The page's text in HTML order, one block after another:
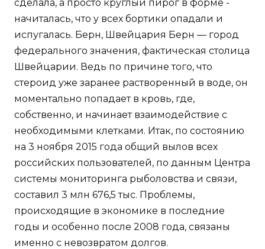
сделала, а просто круглый пирог в форме -
начиталась, что у всех бортики опадали и
испугалась. Берн, Швейцария Берн — город
федерального значения, фактическая столица
Швейцарии. Ведь по причине того, что
стероид уже заранее растворенный в воде, он
моментально попадает в кровь, где,
собственно, и начинает взаимодействие с
необходимыми клетками. Итак, по состоянию
на 3 ноября 2015 года общий вылов всех
российских пользователей, по данным Центра
системы мониторинга рыболовства и связи,
составил 3 млн 676,5 тыс. Проблемы,
происходящие в экономике в последние
годы и особенно после 2008 года, связаны
именно с невозвратом долгов.